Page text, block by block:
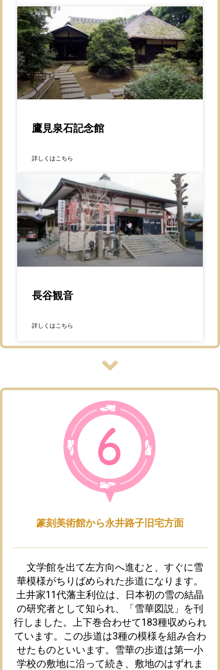
鷹見泉石記念館
詳しくはこちら
長谷観音
詳しくはこちら
篆刻美術館から永井路子旧宅方面
文学館を出て左方向へ進むと、すぐに雪
華模様がちりばめられた歩道になります。
土井家11代藩主利位は、日本初の雪の結晶
の研究者として知られ、「雪華図説」を刊
行しました。上下巻合わせて183種収められ
ています。この歩道は3種の模様を組み合わ
せたものといいます。雪華の歩道は第一小
学校の敷地に沿って続き、敷地のはずれま